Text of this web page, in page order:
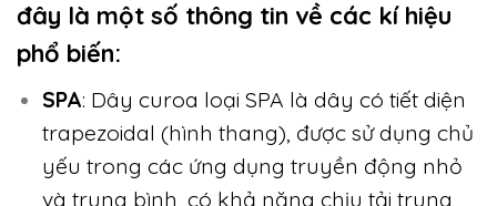
đây là một số thông tin về các kí hiệu
phổ biến:
SPA: Dây curoa loại SPA là dây có tiết diện
trapezoidal (hình thang), được sử dụng chủ
yếu trong các ứng dụng truyền động nhỏ
và trung bình, có khả năng chịu tải trung